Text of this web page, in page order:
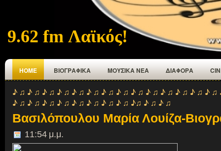
9.62 fm Λαϊκός!
HOME ΒΙΟΓΡΑΦΙΚΑ ΜΟΥΣΙΚΑ ΝΕΑ ΔΙΑΦΟΡΑ
♪ ♫ ♪ ♫ ♪ ♫ ♪ ♫ ♪ ♫ ♪ ♫ ♪ ♫ ♪ ♫ ♪ ♫ ♪ ♫ ♪ ♫ ♪ ♫ ♪ ♫ ♪
♪ ♫ ♪ ♫ ♪ ♫ ♪ ♫ ♪ ♫ ♪ ♫ ♪ ♫ ♪ ♫ ♪♫ ♪ ♫ ♪ ♫
Βασιλόπουλου Μαρία Λουίζα-
11:54 μ.μ.